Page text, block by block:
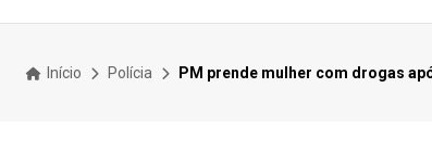
Início Polícia PM prende mulher com drogas